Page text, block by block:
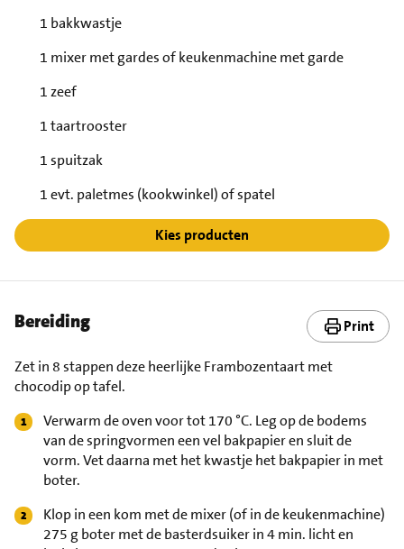
1 bakkwastje
1 mixer met gardes of keukenmachine met garde
1 zeef
1 taartrooster
1 spuitzak
1 evt. paletmes (kookwinkel) of spatel
Kies producten
Bereiding Print
Zet in 8 stappen deze heerlijke Frambozentaart met
chocodip op tafel.
Verwarm de oven voor tot 170 °C. Leg op de bodems
van de springvormen een vel bakpapier en sluit de
vorm. Vet daarna met het kwastje het bakpapier in met
boter.
Klop in een kom met de mixer (of in de keukenmachine)
275 g boter met de basterdsuiker in 4 min. licht en